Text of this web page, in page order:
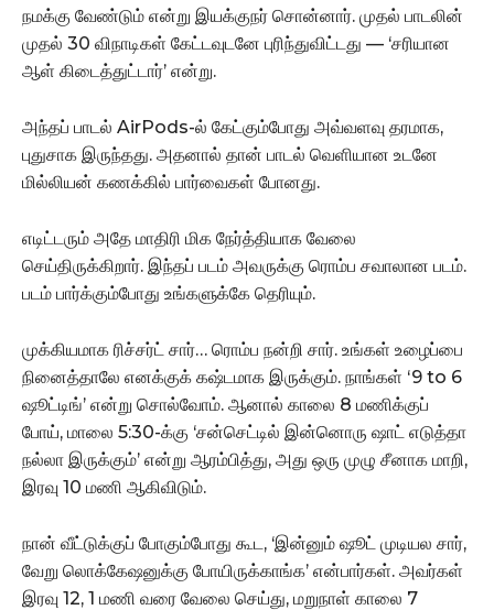
நமக்கு வேண்டும் என்று இயக்குநர் சொன்னார். முதல் பாடலின்
முதல் 30 விநாடிகள் கேட்டவுடனே புரிந்துவிட்டது — ‘சரியான
ஆள் கிடைத்துட்டார்’ என்று.
அந்தப் பாடல் AirPods-ல் கேட்கும்போது அவ்வளவு தரமாக,
புதுசாக இருந்தது. அதனால் தான் பாடல் வெளியான உடனே
மில்லியன் கணக்கில் பார்வைகள் போனது.
எடிட்டரும் அதே மாதிரி மிக நேர்த்தியாக வேலை
செய்திருக்கிறார். இந்தப் படம் அவருக்கு ரொம்ப சவாலான படம்.
படம் பார்க்கும்போது உங்களுக்கே தெரியும்.
முக்கியமாக ரிச்சர்ட் சார்… ரொம்ப நன்றி சார். உங்கள் உழைப்பை
நினைத்தாலே எனக்குக் கஷ்டமாக இருக்கும். நாங்கள் ‘9 to 6
ஷூட்டிங்’ என்று சொல்வோம். ஆனால் காலை 8 மணிக்குப்
போய், மாலை 5:30-க்கு ‘சன்செட்டில் இன்னொரு ஷாட் எடுத்தா
நல்லா இருக்கும்’ என்று ஆரம்பித்து, அது ஒரு முழு சீனாக மாறி,
இரவு 10 மணி ஆகிவிடும்.
நான் வீட்டுக்குப் போகும்போது கூட, ‘இன்னும் ஷூட் முடியல சார்,
வேறு லொக்கேஷனுக்கு போயிருக்காங்க’ என்பார்கள். அவர்கள்
இரவு 12, 1 மணி வரை வேலை செய்து, மறுநாள் காலை 7